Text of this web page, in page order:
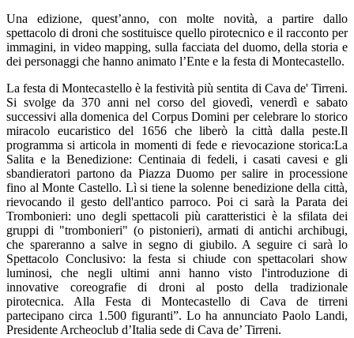
Una edizione, quest’anno, con molte novità, a partire dallo
spettacolo di droni che sostituisce quello pirotecnico e il racconto per
immagini, in video mapping, sulla facciata del duomo, della storia e
dei personaggi che hanno animato l’Ente e la festa di Montecastello.
La festa di Montecastello è la festività più sentita di Cava de' Tirreni.
Si svolge da 370 anni nel corso del giovedì, venerdì e sabato
successivi alla domenica del Corpus Domini per celebrare lo storico
miracolo eucaristico del 1656 che liberò la città dalla peste.Il
programma si articola in momenti di fede e rievocazione storica:La
Salita e la Benedizione: Centinaia di fedeli, i casati cavesi e gli
sbandieratori partono da Piazza Duomo per salire in processione
fino al Monte Castello. Lì si tiene la solenne benedizione della città,
rievocando il gesto dell'antico parroco. Poi ci sarà la Parata dei
Trombonieri: uno degli spettacoli più caratteristici è la sfilata dei
gruppi di "trombonieri" (o pistonieri), armati di antichi archibugi,
che spareranno a salve in segno di giubilo. A seguire ci sarà lo
Spettacolo Conclusivo: la festa si chiude con spettacolari show
luminosi, che negli ultimi anni hanno visto l'introduzione di
innovative coreografie di droni al posto della tradizionale
pirotecnica. Alla Festa di Montecastello di Cava de tirreni
partecipano circa 1.500 figuranti”. Lo ha annunciato Paolo Landi,
Presidente Archeoclub d’Italia sede di Cava de’ Tirreni.